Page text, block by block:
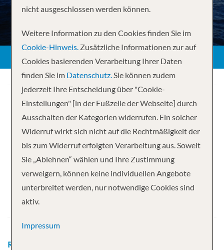
Ihre Kreuzfahrt
7 NächteNorwegian Encore
Abfahrt
Route
nicht ausgeschlossen werden können.
Weitere Information zu den Cookies finden Sie im
Cookie-Hinweis. Zusätzliche Informationen zur auf
Cookies basierenden Verarbeitung Ihrer Daten
finden Sie im Datenschutz.Sie können zudem
jederzeit Ihre Entscheidung über "Cookie-
Einstellungen" [in der Fußzeile der Webseite] durch
Ausschalten der Kategorien widerrufen. Ein solcher
Widerruf wirkt sich nicht auf die Rechtmäßigkeit der
bis zum Widerruf erfolgten Verarbeitung aus. Soweit
Sie „Ablehnen“ wählen und Ihre Zustimmung
verweigern, können keine individuellen Angebote
unterbreitet werden, nur notwendige Cookies sind
aktiv.
Impressum